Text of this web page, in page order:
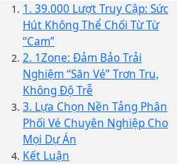
1. 39.000 Lượt Truy Cập: Sức
Hút Không Thể Chối Từ Từ
“Cam”
2. 1Zone: Đảm Bảo Trải
Nghiệm “Săn Vé” Trơn Tru,
Không Độ Trễ
3. Lựa Chọn Nền Tảng Phân
Phối Vé Chuyên Nghiệp Cho
Mọi Dự Án
Kết Luận